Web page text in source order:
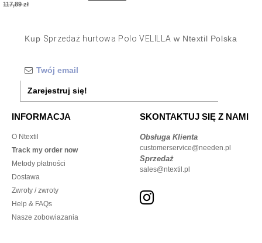
117,89 zł
Kup Sprzedaż hurtowa Polo VELILLA w Ntextil Polska
Zarejestruj się!
INFORMACJA
O Ntextil
Track my order now
Metody płatności
Dostawa
Zwroty / zwroty
Help & FAQs
Nasze zobowiazania
SKONTAKTUJ SIĘ Z NAMI
Obsługa Klienta
customerservice@needen.pl
Sprzedaż
sales@ntextil.pl